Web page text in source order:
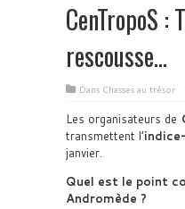
CenTropoS :
rescousse…
Dans Chasses au trésor
Les organisateurs de
transmettent l’
janvier.
Quel est le point
Andromède ?